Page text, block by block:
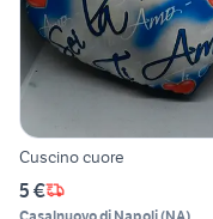
Cuscino cuore
5 €